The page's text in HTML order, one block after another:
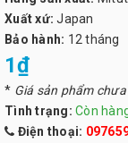
Xuất xứ: Japan
Bảo hành: 12 tháng
1₫
* Giá sản phẩm
Tình trạng: Còn
Điện thoại: